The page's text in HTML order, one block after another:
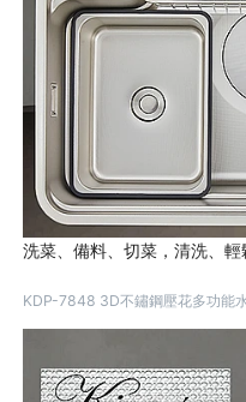
洗菜、備料、切菜，清洗、輕
KDP-7848 3D不鏽鋼壓花多功能